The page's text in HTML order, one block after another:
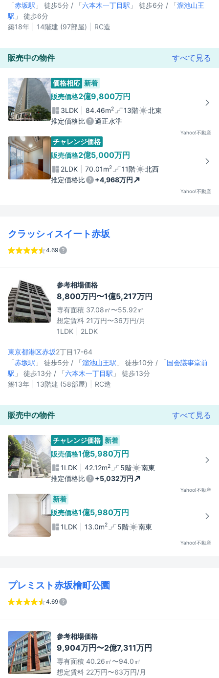
「赤坂駅 」 徒歩5分 / 「六本木一丁目駅 」 徒歩6分 / 「溜池山王
駅 」 徒歩6分
築18年
14階建 (97部屋) RC造
販売中の物件 すべて見る
価格相応 新着
販売価格2億9,800万円
3LDK 84.46m2 13階
北東
推定価格比
適正水準
Yahoo!不動産
チャレンジ価格
販売価格2億5,000万円
2LDK 70.01m2 11階
北西
推定価格比
+4,968万円
Yahoo!不動産
クラッシィスイート赤坂
4.69
参考相場価格
8,800万円〜1億5,217万円
専有面積 37.08㎡〜55.92㎡
想定賃料 21万円〜36万円/月
1LDK
2LDK
東京都港区赤坂2丁目17-64
「赤坂駅 」 徒歩5分 / 「溜池山王駅 」 徒歩10分 / 「国会議事堂前
駅 」 徒歩13分 / 「六本木一丁目駅 」 徒歩13分
築13年
13階建 (58部屋) RC造
販売中の物件 すべて見る
チャレンジ価格 新着
販売価格1億5,980万円
1LDK 42.12m2 5階
南東
推定価格比
+5,032万円
Yahoo!不動産
新着
販売価格1億5,980万円
1LDK 13.0m2 5階 南東
Yahoo!不動産
プレミスト赤坂檜町公園
4.69
参考相場価格
9,904万円〜2億7,311万円
専有面積 40.26㎡〜94.0㎡
想定賃料 22万円〜63万円/月